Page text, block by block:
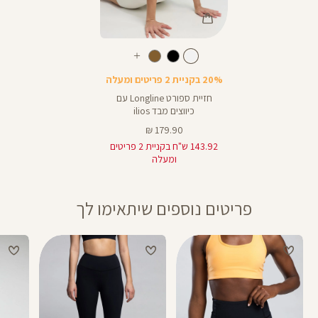
צבע
לבן
עוד
20% בקניית 2 פריטים ומעלה
חזיית ספורט Longline עם
כיווצים מבד ilios
מחיר
מוצר
179.90 ₪
143.92 ש"ח בקניית 2 פריטים
ומעלה
פריטים נוספים שיתאימו לך